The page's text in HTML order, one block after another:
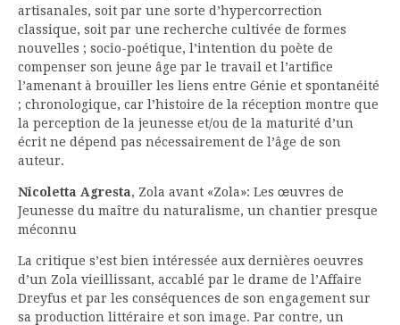
artisanales, soit par une sorte d’hypercorrection
classique, soit par une recherche cultivée de formes
nouvelles ; socio-poétique, l’intention du poète de
compenser son jeune âge par le travail et l’artifice
l’amenant à brouiller les liens entre Génie et spontanéité
; chronologique, car l’histoire de la réception montre que
la perception de la jeunesse et/ou de la maturité d’un
écrit ne dépend pas nécessairement de l’âge de son
auteur.
Nicoletta Agresta, Zola avant «Zola»: Les œuvres de
Jeunesse du maître du naturalisme, un chantier presque
méconnu
La critique s’est bien intéressée aux dernières oeuvres
d’un Zola vieillissant, accablé par le drame de l’Affaire
Dreyfus et par les conséquences de son engagement sur
sa production littéraire et son image. Par contre, un